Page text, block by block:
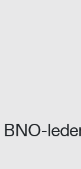
BNO-